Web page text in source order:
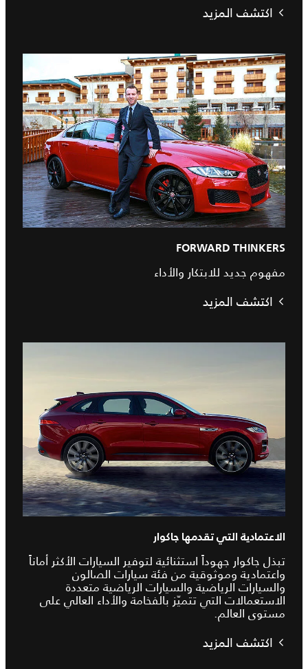
اكتشف المزيد
FORWARD THINKERS
مفهوم جديد للابتكار والأداء
اكتشف المزيد
الاعتمادية التي تقدمها جاكوار
تبذل جاكوار جهوداً استثنائية لتوفير السيارات الأكثر أماناً
واعتمادية وموثوقية من فئة سيارات الصالون
والسيارات الرياضية والسيارات الرياضية متعددة
الاستعمالات التي تتميّز بالفخامة والأداء العالي على
مستوى العالم.
اكتشف المزيد